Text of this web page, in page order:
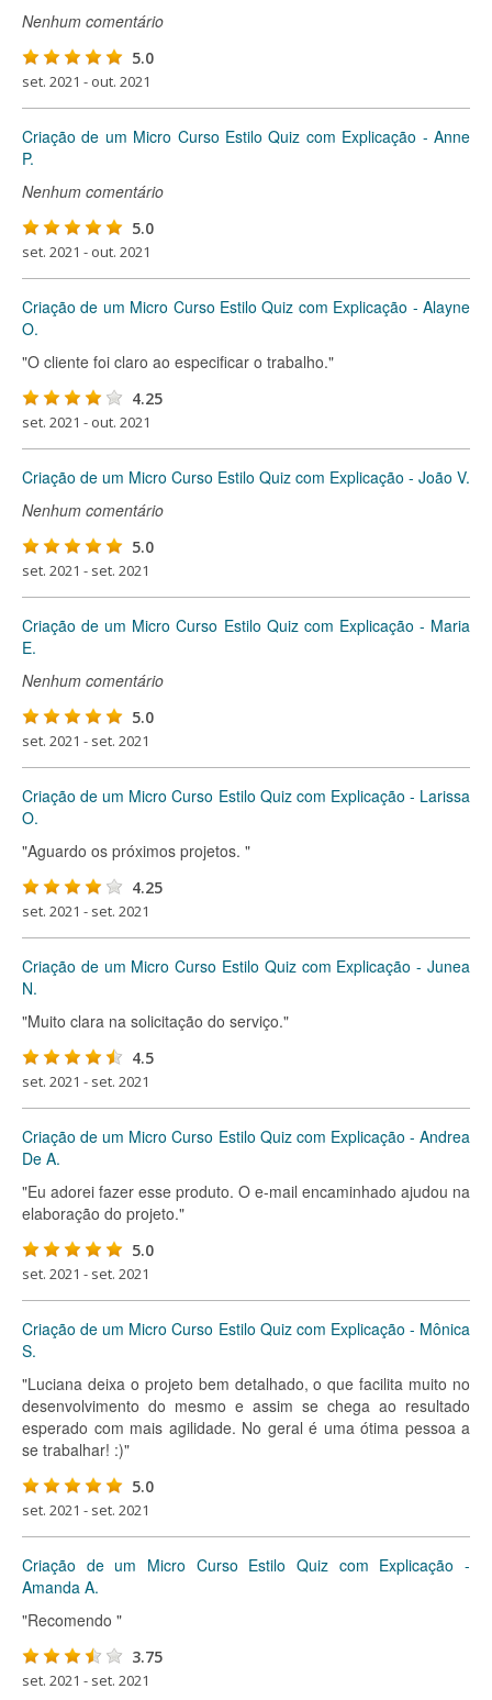
Nenhum comentário
5.0
set. 2021 - out. 2021
Criação de um Micro Curso Estilo Quiz com Explicação - Anne
P.
Nenhum comentário
5.0
set. 2021 - out. 2021
Criação de um Micro Curso Estilo Quiz com Explicação - Alayne
O.
"O cliente foi claro ao especificar o trabalho."
4.25
set. 2021 - out. 2021
Criação de um Micro Curso Estilo Quiz com Explicação - João V.
Nenhum comentário
5.0
set. 2021 - set. 2021
Criação de um Micro Curso Estilo Quiz com Explicação - Maria
E.
Nenhum comentário
5.0
set. 2021 - set. 2021
Criação de um Micro Curso Estilo Quiz com Explicação - Larissa
O.
"Aguardo os próximos projetos. "
4.25
set. 2021 - set. 2021
Criação de um Micro Curso Estilo Quiz com Explicação - Junea
N.
"Muito clara na solicitação do serviço."
4.5
set. 2021 - set. 2021
Criação de um Micro Curso Estilo Quiz com Explicação - Andrea
De A.
"Eu adorei fazer esse produto. O e-mail encaminhado ajudou na
elaboração do projeto."
5.0
set. 2021 - set. 2021
Criação de um Micro Curso Estilo Quiz com Explicação - Mônica
S.
"Luciana deixa o projeto bem detalhado, o que facilita muito no
desenvolvimento do mesmo e assim se chega ao resultado
esperado com mais agilidade. No geral é uma ótima pessoa a
se trabalhar! :)"
5.0
set. 2021 - set. 2021
Criação de um Micro Curso Estilo Quiz com Explicação -
Amanda A.
"Recomendo "
3.75
set. 2021 - set. 2021